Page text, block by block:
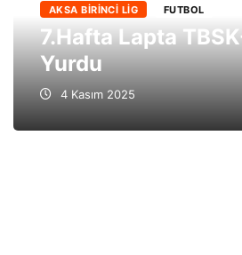
AKSA BIRINCI LIG FUTBOL
7.Hafta Lapta
Yurdu
4 Kasım 2025